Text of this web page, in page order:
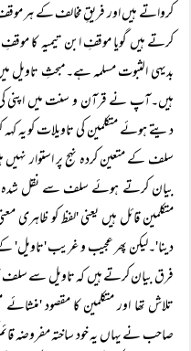
کرواتے ہیں اور فریقِ مخالف کے ہر
کرتے ہیں گویا موقفِ ابن تیمیہ کا
بدیہی الثبوت مسلمہ ہے۔مبحثِ
ہیں۔آپ نے قرآن و سنت میں اپنی کی
دیتے ہوئے متکلمین کی تاویلات کو یہ
سلف کے متعین کردہ نہج پر استوار
بیان کرتے ہوئے سلف سے نقل شدہ
متکلمین قائل ہیں یعنی 'لفظ کو
دینا'۔لیکن پھر عجیب و غریب 'تاویل'
فرق بیان کرتے ہیں کہ تاویل سے سلف
تلاش تھا اور متکلمین کا مقصود
صاحب نے یہاں یہ خود ساختہ مفروضہ